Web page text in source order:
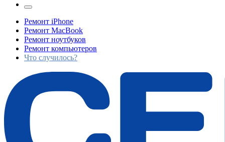
Ремонт iPhone
Ремонт MacBook
Ремонт ноутбуков
Ремонт компьютеров
Что случилось?